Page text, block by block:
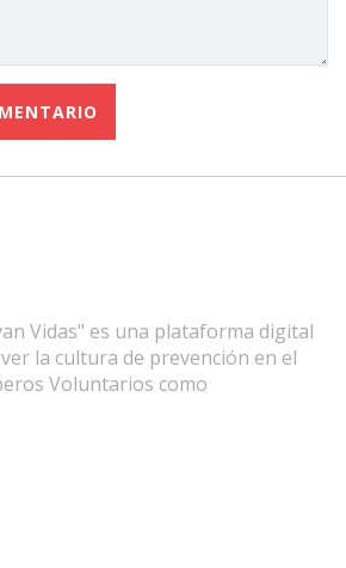
Vidas" es una plataforma digital
la cultura de prevención en el
Voluntarios como